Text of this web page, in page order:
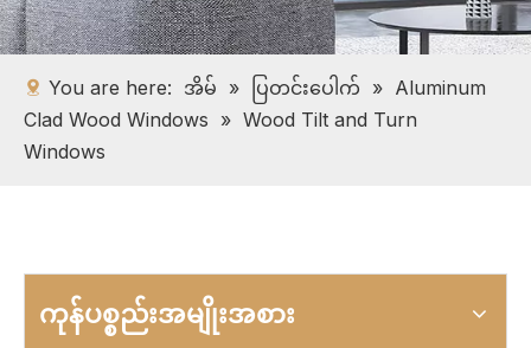
You are here: အိမ် » ပြတင်းပေါက် » Aluminum
Clad Wood Windows » Wood Tilt and Turn
Windows
ကုန်ပစ္စည်းအမျိုးအစား